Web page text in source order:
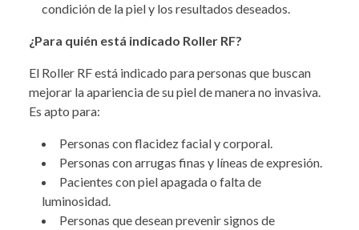
condición de la piel y los resultados deseados.
¿Para quién está indicado Roller RF?
El Roller RF está indicado para personas que buscan
mejorar la apariencia de su piel de manera no invasiva.
Es apto para:
Personas con flacidez facial y corporal.
Personas con arrugas finas y líneas de expresión.
Pacientes con piel apagada o falta de
luminosidad.
Personas que desean prevenir signos de